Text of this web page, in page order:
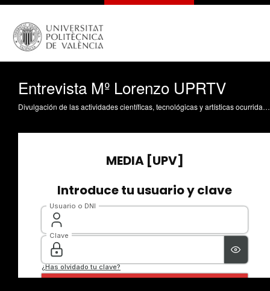
Entrevista Mº Lorenzo UPRTV
Divulgación de las actividades científicas, tecnológicas y artísticas ocurridas en los tres campus de la UPV